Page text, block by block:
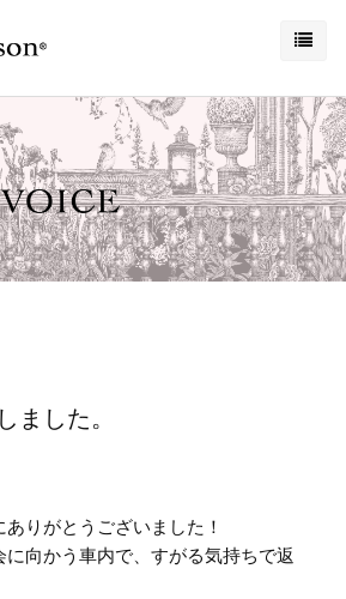
ました。
りがとうございました！
向かう車内で、すがる気持ちで返